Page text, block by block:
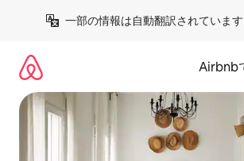
一部の情報は自動翻訳されています
Airbnb